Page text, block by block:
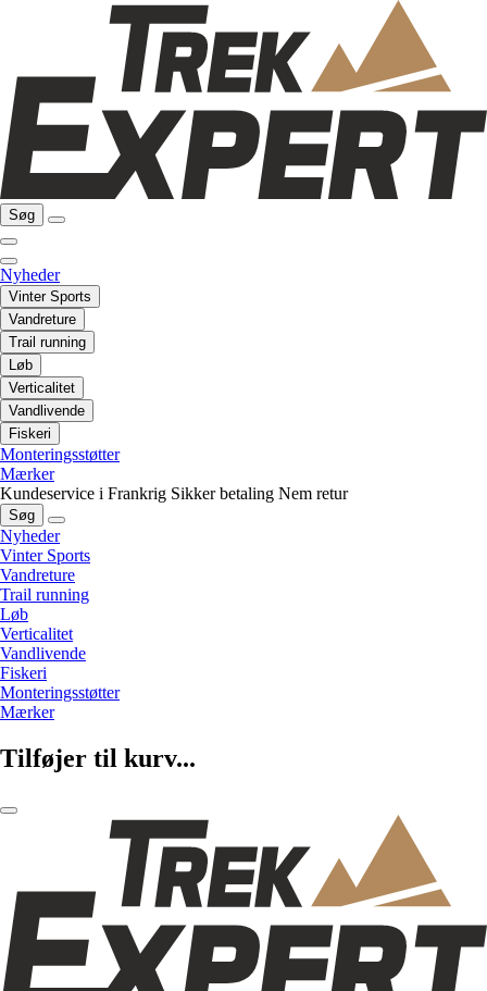
Søg
Nyheder
Vinter Sports
Vandreture
Trail running
Løb
Verticalitet
Vandlivende
Fiskeri
Monteringsstøtter
Mærker
Kundeservice i Frankrig Sikker betaling Nem retur
Søg
Nyheder
Vinter Sports
Vandreture
Trail running
Løb
Verticalitet
Vandlivende
Fiskeri
Monteringsstøtter
Mærker
Tilføjer til kurv...